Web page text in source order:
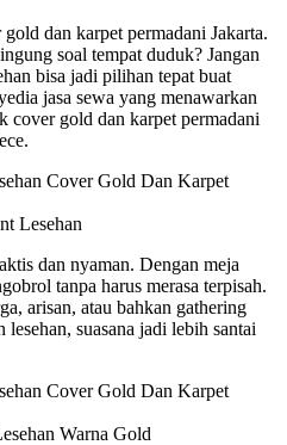
dan karpet permadani Jakarta.
soal tempat duduk? Jangan
bisa jadi pilihan tepat buat
jasa sewa yang menawarkan
cover gold dan karpet permadani
Lesehan
dan nyaman. Dengan meja
tanpa harus merasa terpisah.
arisan, atau bahkan gathering
lesehan, suasana jadi lebih santai
Warna Gold